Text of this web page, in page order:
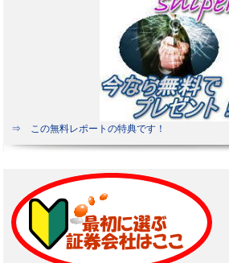
⇒ この無料レポートの特典です！